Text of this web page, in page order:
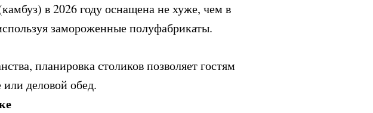
в 2026 году оснащена не хуже, чем в
замороженные полуфабрикаты.
планировка столиков позволяет гостям
или деловой обед.